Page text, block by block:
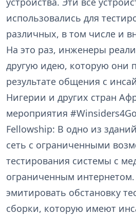
использовались для
различных, в том числе и
На это раз, инженеры
другую идею, которую они
результате общения с
Нигерии и других стран
мероприятия
Fellowship: В одно из
сеть с ограниченными
тестирования системы с
ограниченным
эмитировать обстановку
сборки, которую имеют